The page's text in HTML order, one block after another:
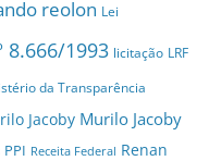
reolon Lei
8.666/1993 licitação LRF
da Transparência
Jacoby Murilo Jacoby
PPI Receita Federal Renan